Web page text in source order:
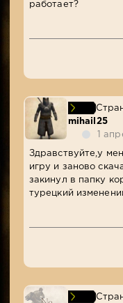
работает?
mihail25
1
Здравствуйте,у
игру и заново
закинул в папку
турецкий